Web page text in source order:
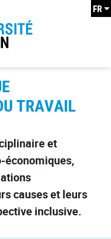
FR
TRAVAIL
et
économiques,
causes et leurs
inclusive.